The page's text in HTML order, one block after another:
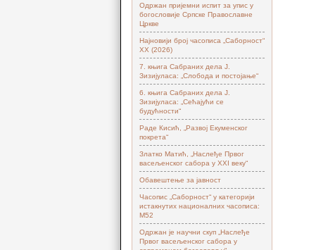
Одржан пријемни испит за упис у
богословије Српске Православне
Цркве
Најновији број часописа „Саборност“
XX (2026)
7. књига Сабраних дела Ј.
Зизијуласа: „Слобода и постојање“
6. књига Сабраних дела Ј.
Зизијуласа: „Сећајући се
будућности“
Раде Кисић, „Развој Екуменског
покрета“
Златко Матић, „Наслеђе Првог
васељенског сабора у XXI веку“
Обавештење за јавност
Часопис „Саборност“ у категорији
истакнутих националних часописа:
М52
Одржан је научни скуп „Наслеђе
Првог васељенског сабора у